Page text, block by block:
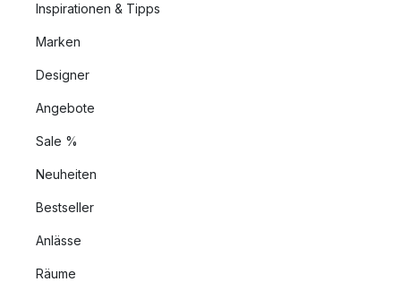
Inspirationen & Tipps
Marken
Designer
Angebote
Sale %
Neuheiten
Bestseller
Anlässe
Räume